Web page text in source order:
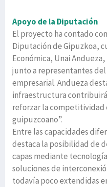
Apoyo de la Diputación
El proyecto ha contado
Diputación de Gipuzkoa,
Económica, Unai
junto a representantes
empresarial. Andueza
infraestructura contribuirá
reforzar la
guipuzcoano”.
Entre las capacidades
destaca la posibilidad de
capas mediante
soluciones de
todavía poco extendidas